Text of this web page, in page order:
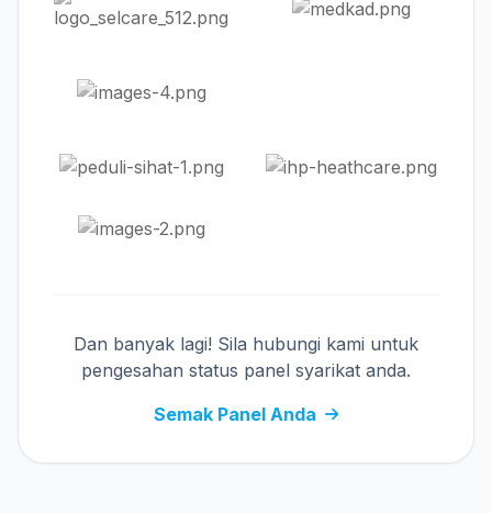
Dan banyak lagi! Sila hubungi kami untuk
pengesahan status panel syarikat anda.
Semak Panel Anda